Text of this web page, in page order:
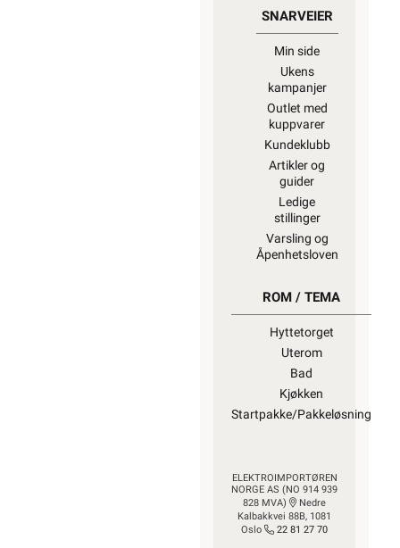
SNARVEIER
Min side
Ukens
kampanjer
Outlet med
kuppvarer
Kundeklubb
Artikler og
guider
Ledige
stillinger
Varsling og
Åpenhetsloven
ROM / TEMA
Hyttetorget
Uterom
Bad
Kjøkken
Startpakke/Pakkeløsning
ELEKTROIMPORTØREN
NORGE AS (NO 914 939
828 MVA)
Nedre
Kalbakkvei 88B, 1081
Oslo
22 81 27 70